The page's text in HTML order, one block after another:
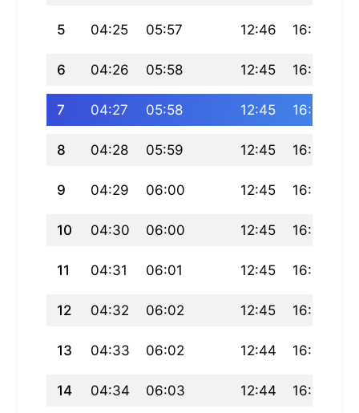
5 04:25 05:57 12:46 16:27
6 04:26 05:58 12:45 16:26
7 04:27 05:58 12:45 16:26
8 04:28 05:59 12:45 16:26
9 04:29 06:00 12:45 16:26
10 04:30 06:00 12:45 16:25
11 04:31 06:01 12:45 16:25
12 04:32 06:02 12:45 16:25
13 04:33 06:02 12:44 16:25
14 04:34 06:03 12:44 16:24